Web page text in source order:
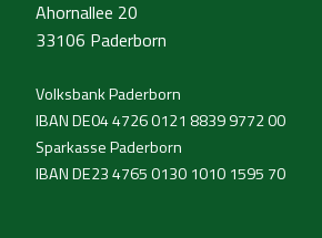
Ahornallee 20
33106 Paderborn
Volksbank Paderborn
IBAN DE04 4726 0121 8839 9772 00
Sparkasse Paderborn
IBAN DE23 4765 0130 1010 1595 70